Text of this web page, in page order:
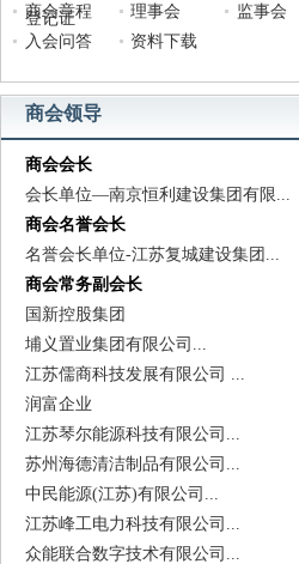
登记证
商会章程
理事会
监事会
入会问答
资料下载
商会领导
商会会长
会长单位—南京恒利建设集团有限...
商会名誉会长
名誉会长单位-江苏复城建设集团...
商会常务副会长
国新控股集团
埔义置业集团有限公司...
江苏儒商科技发展有限公司 ...
润富企业
江苏琴尔能源科技有限公司...
苏州海德清洁制品有限公司...
中民能源(江苏)有限公司...
江苏峰工电力科技有限公司...
众能联合数字技术有限公司...